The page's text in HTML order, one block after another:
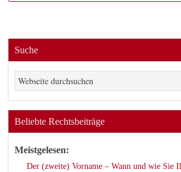
Suche
Beliebte Rechtsbeiträge
Meistgelesen:
Der (zweite) Vorname – Wann und wie Sie